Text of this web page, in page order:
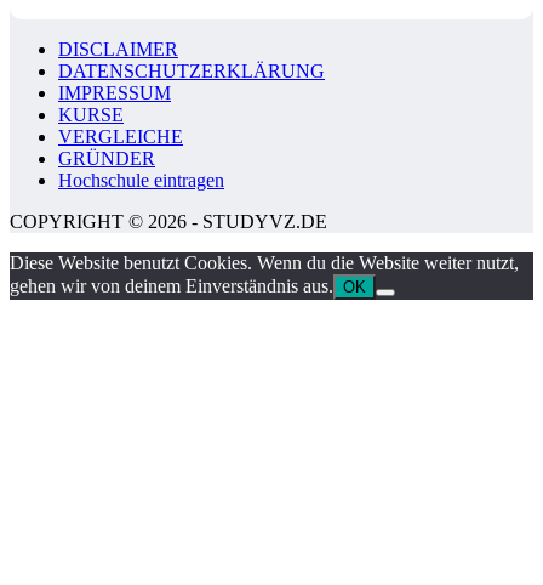
DISCLAIMER
DATENSCHUTZERKLÄRUNG
IMPRESSUM
KURSE
VERGLEICHE
GRÜNDER
Hochschule eintragen
COPYRIGHT © 2026 - STUDYVZ.DE
Diese Website benutzt Cookies. Wenn du die Website weiter nutzt,
gehen wir von deinem Einverständnis aus. OK